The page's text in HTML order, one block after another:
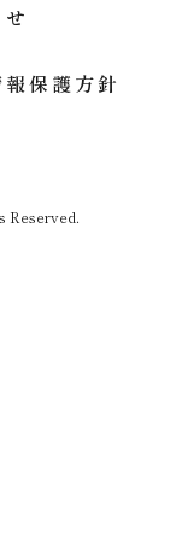
保護方針
Reserved.